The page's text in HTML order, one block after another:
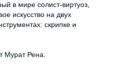
в мире солист-виртуоз,
искусство на двух
скрипке и
Мурат Рена: